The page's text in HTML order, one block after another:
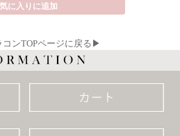
に入りに追加
コンTOPページに戻る▶